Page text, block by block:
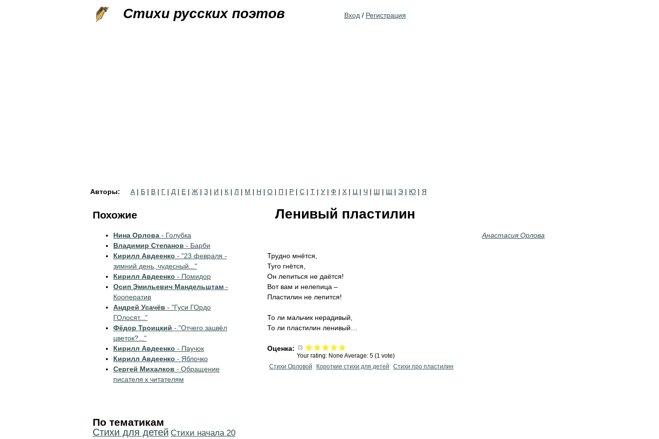
Стихи русских поэтов Вход / Регистрация
Авторы: А | Б | В | Г | Д | Е | Ж | З | И | К | Л | М | Н | О | П | Р | С | Т | У | Ф | Х | Ц | Ч | Ш | Щ | Э | Ю | Я
Ленивый пластилин
Анастасия Орлова
Трудно мнётся,
Туго гнётся,
Он лепиться не даётся!
Вот вам и нелепица –
Пластилин не лепится!
То ли мальчик нерадивый,
То ли пластилин ленивый…
Оценка:
Your rating: None Average: 5 (1 vote)
Стихи Орловой
Короткие стихи для детей Стихи про пластилин
Похожие
Нина Орлова - Голубка
Владимир Степанов - Барби
Кирилл Авдеенко - "23 февраля -
зимний день, чудесный..."
Кирилл Авдеенко - Помидор
Осип Эмильевич Мандельштам -
Кооператив
Андрей Усачёв - "Гуси ГОрдо
ГОлосят..."
Фёдор Троицкий - "Отчего зацвёл
цветок?..."
Кирилл Авдеенко - Паучок
Кирилл Авдеенко - Яблочко
Сергей Михалков - Обращение
писателя к читателям
По тематикам
Стихи для детей Cтихи начала 20